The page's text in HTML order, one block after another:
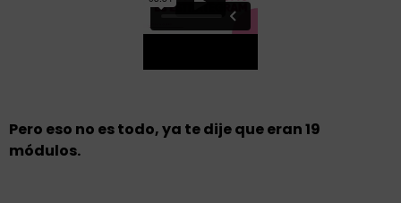
Pero eso no es todo, ya te dije que eran 19
módulos.